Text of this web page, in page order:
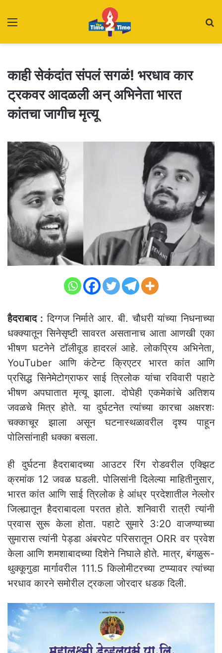
काही सेकंदांत संपलं सगळं! भरधाव कार
ट्रकवर आदळली अन् अभिनेता भारत
कांतचा जागीच मृत्यू
हैदराबाद : दिग्गज निर्माते आर. बी. चौधरी यांच्या निधनाच्या
धक्क्यातून सिनेसृष्टी सावरत असतानाच आता आणखी एका
भीषण घटनेने टॉलीवूड हादरलं आहे. लोकप्रिय अभिनेता,
YouTuber आणि कंटेन्ट क्रिएटर भारत कांत आणि
प्रसिद्ध सिनेमेटोग्राफर साई त्रिलोक यांचा रविवारी पहाटे
भीषण अपघातात मृत्यू झाला. दोघेही एकमेकांचे अतिशय
जवळचे मित्र होते. या दुर्घटनेत त्यांच्या कारचा अक्षरशः
चक्काचूर झाला असून घटनास्थळावरील दृश्य पाहून
पोलिसांनाही धक्का बसला.
ही दुर्घटना हैदराबादच्या आउटर रिंग रोडवरील एक्झिट
क्रमांक 12 जवळ घडली. पोलिसांनी दिलेल्या माहितीनुसार,
भारत कांत आणि साई त्रिलोक हे आंध्र प्रदेशातील नेल्लोर
जिल्ह्यातून हैदराबादला परतत होते. शनिवारी रात्री त्यांनी
प्रवास सुरू केला होता. पहाटे सुमारे 3:20 वाजण्याच्या
सुमारास त्यांनी पेड्डा अंबरपेट परिसरातून ORR वर प्रवेश
केला आणि शमशाबादच्या दिशेने निघाले होते. मात्र, बंगळुरू-
थुक्कूगुडा मार्गावरील 111.5 किलोमीटरच्या टप्प्यावर त्यांच्या
भरधाव कारने समोरील ट्रकला जोरदार धडक दिली.